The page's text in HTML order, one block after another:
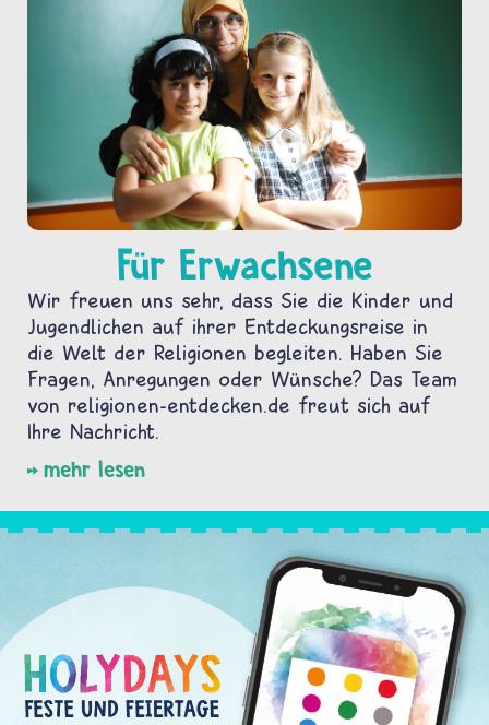
Für Erwachsene
Wir freuen uns sehr, dass Sie die Kinder und
Jugendlichen auf ihrer Entdeckungsreise in
die Welt der Religionen begleiten. Haben Sie
Fragen, Anregungen oder Wünsche? Das Team
von religionen-entdecken.de freut sich auf
Ihre Nachricht.
mehr lesen